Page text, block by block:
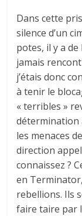
Dans cette
silence d’un
potes, il y a de
jamais
j’étais donc
à tenir le
« terribles »
détermination
les menaces
direction
connaissez ?
en
rebellions. Ils
faire taire par